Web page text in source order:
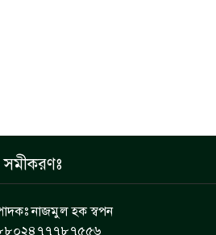
নাজমুল হক স্বপন